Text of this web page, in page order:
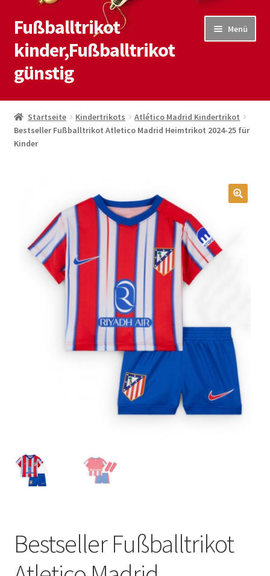
Zur
Navigation
springen
Zum
Inhalt
springen
Fußballtrikot
kinder,Fußballtrikot
günstig
Menü
Start
Blog
Mein Konto
Shop
Startseite Kindertrikots
Atlético Madrid Kindertrikot
Bestseller Fußballtrikot Atletico Madrid Heimtrikot 2024-25 für
Kinder
Bestseller Fußballtrikot